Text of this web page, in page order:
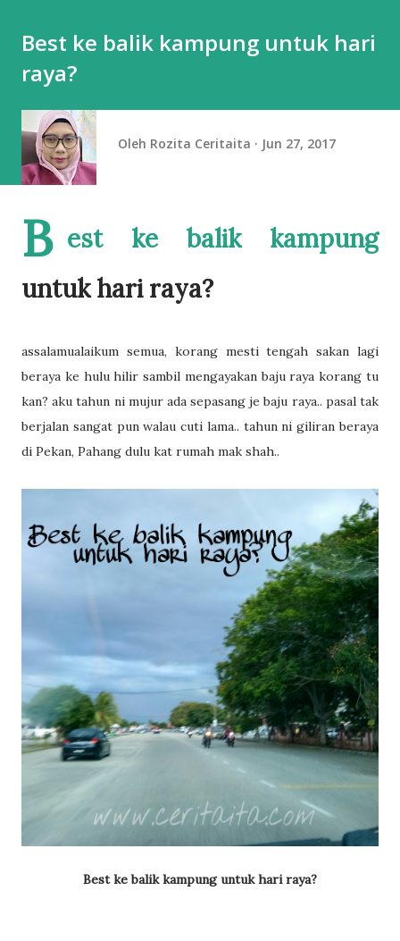
Best ke balik kampung untuk hari
raya?
Oleh Rozita Ceritaita Jun 27, 2017
B est ke balik kampung
untuk hari raya?
assalamualaikum semua, korang mesti tengah sakan lagi
beraya ke hulu hilir sambil mengayakan baju raya korang tu
kan? aku tahun ni mujur ada sepasang je baju raya.. pasal tak
berjalan sangat pun walau cuti lama.. tahun ni giliran beraya
di Pekan, Pahang dulu kat rumah mak shah..
Best ke balik kampung untuk hari raya?